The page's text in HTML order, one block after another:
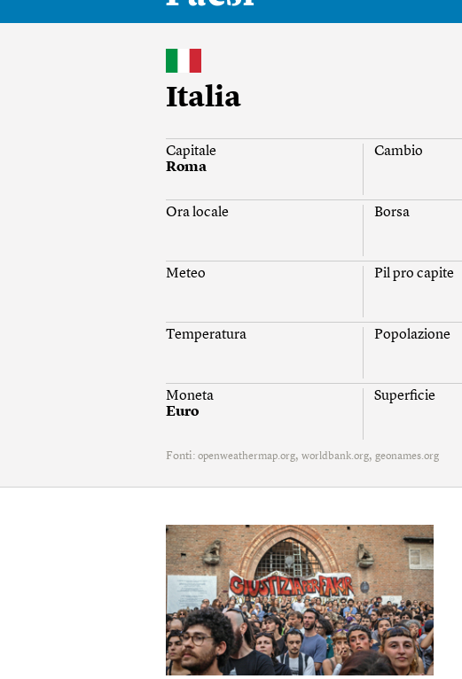
Italia
Capitale
Roma
Cambio
Ora locale Borsa
Meteo Pil pro capite
Temperatura Popolazione
Moneta
Euro
Superficie
Fonti: openweathermap.org, worldbank.org, geonames.org